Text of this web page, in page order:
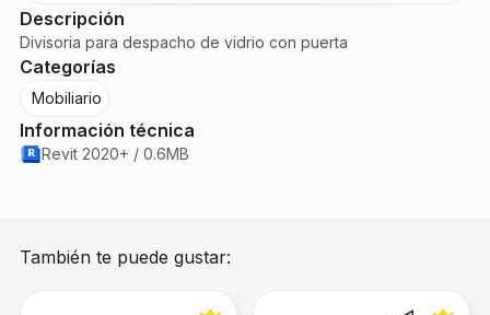
Descripción
Divisoria para despacho de vidrio con puerta
Categorías
Mobiliario
Información técnica
Revit 2020+ / 0.6MB
También te puede gustar:
Soporte de Monitor ErgonómicoDivisoria con Pizarra de